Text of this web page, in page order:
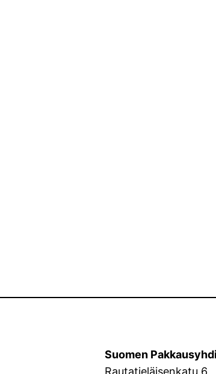
Suomen
Rautatieläisenkatu 6